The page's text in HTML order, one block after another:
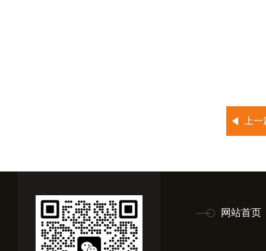
上
网站首页